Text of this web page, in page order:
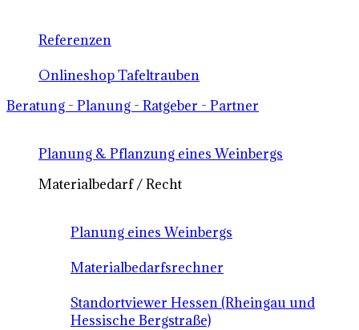
Referenzen
Onlineshop Tafeltrauben
Beratung - Planung - Ratgeber - Partner
Planung & Pflanzung eines Weinbergs
Materialbedarf / Recht
Planung eines Weinbergs
Materialbedarfsrechner
Standortviewer Hessen (Rheingau und
Hessische Bergstraße)